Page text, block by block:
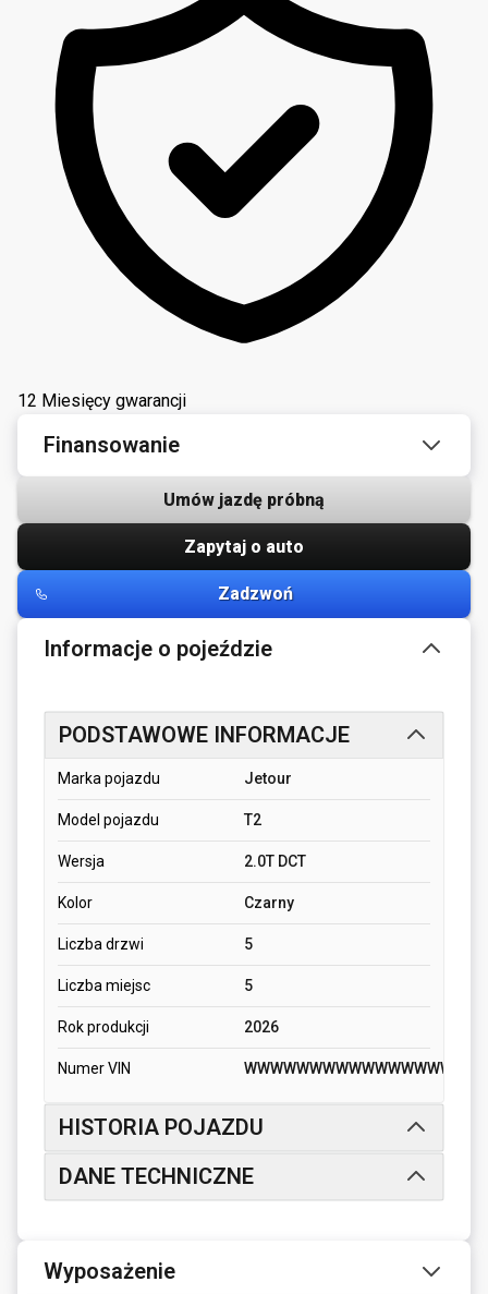
12 Miesięcy gwarancji
Finansowanie
Umów jazdę próbną
Zapytaj o auto
Zadzwoń
Informacje o pojeździe
PODSTAWOWE INFORMACJE
Marka pojazdu Jetour
Model pojazdu T2
Wersja 2.0T DCT
Kolor Czarny
Liczba drzwi 5
Liczba miejsc 5
Rok produkcji 2026
Numer VIN WWWWWWWWWWWWWWWWW
HISTORIA POJAZDU
DANE TECHNICZNE
Wyposażenie